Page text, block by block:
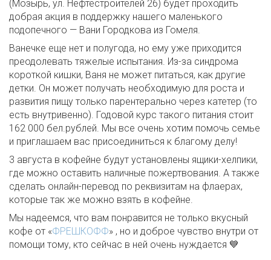
(Мозырь, ул. Нефтестроителей 26) будет проходить
добрая акция в поддержку нашего маленького
подопечного — Вани Городкова из Гомеля.
Ванечке еще нет и полугода, но ему уже приходится
преодолевать тяжелые испытания. Из-за синдрома
короткой кишки, Ваня не может питаться, как другие
детки. Он может получать необходимую для роста и
развития пищу только парентерально через катетер (то
есть внутривенно). Годовой курс такого питания стоит
162 000 бел.рублей. Мы все очень хотим помочь семье
и приглашаем вас присоединиться к благому делу!
3 августа в кофейне будут установлены ящики-хелпики,
где можно оставить наличные пожертвования. А также
сделать онлайн-перевод по реквизитам на флаерах,
которые так же можно взять в кофейне.
Мы надеемся, что вам понравится не только вкусный
кофе от «ФРЕШКОФФ» , но и доброе чувство внутри от
помощи тому, кто сейчас в ней очень нуждается 💙